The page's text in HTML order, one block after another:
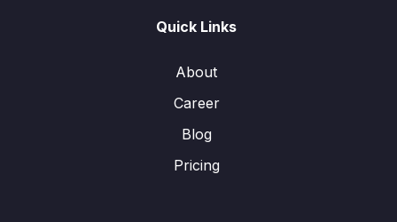
Quick Links
About
Career
Blog
Pricing